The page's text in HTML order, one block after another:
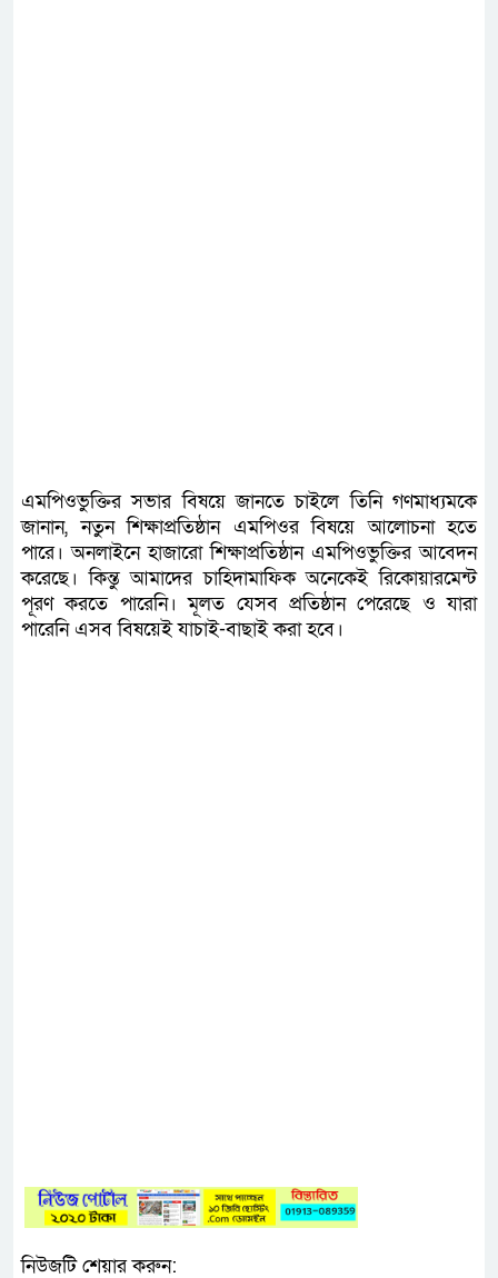
এমপিওভুক্তির সভার বিষয়ে জানতে চাইলে তিনি গণমাধ্যমকে
জানান, নতুন শিক্ষাপ্রতিষ্ঠান এমপিওর বিষয়ে আলোচনা হতে
পারে। অনলাইনে হাজারো শিক্ষাপ্রতিষ্ঠান এমপিওভুক্তির আবেদন
করেছে। কিন্তু আমাদের চাহিদামাফিক অনেকেই রিকোয়ারমেন্ট
পূরণ করতে পারেনি। মূলত যেসব প্রতিষ্ঠান পেরেছে ও যারা
পারেনি এসব বিষয়েই যাচাই-বাছাই করা হবে।
নিউজটি শেয়ার করুন: